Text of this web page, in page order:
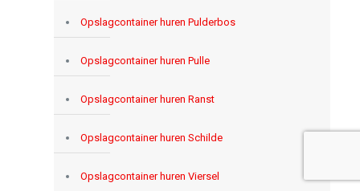
Opslagcontainer huren Pulderbos
Opslagcontainer huren Pulle
Opslagcontainer huren Ranst
Opslagcontainer huren Schilde
Opslagcontainer huren Viersel